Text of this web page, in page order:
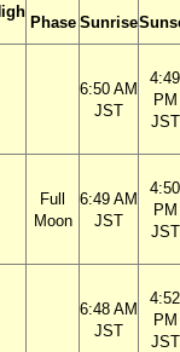
Phase Sunrise
6:50 AM
JST
4:49
PM
JST
Full
Moon
6:49 AM
JST
4:50
PM
JST
6:48 AM
JST
4:52
PM
JST